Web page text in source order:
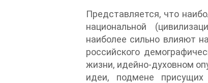
Представляется, что
национальной
наиболее сильно влияют
российского
жизни, идейно-духовном
идеи, подмене